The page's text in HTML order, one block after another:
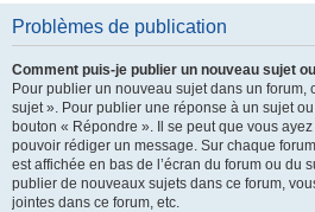
Problèmes de publication
Comment puis-je publier un nouveau sujet
Pour publier un nouveau sujet dans un forum,
sujet ». Pour publier une réponse à un sujet
bouton « Répondre ». Il se peut que vous
pouvoir rédiger un message. Sur chaque
est affichée en bas de l’écran du forum ou du
publier de nouveaux sujets dans ce forum,
jointes dans ce forum, etc.